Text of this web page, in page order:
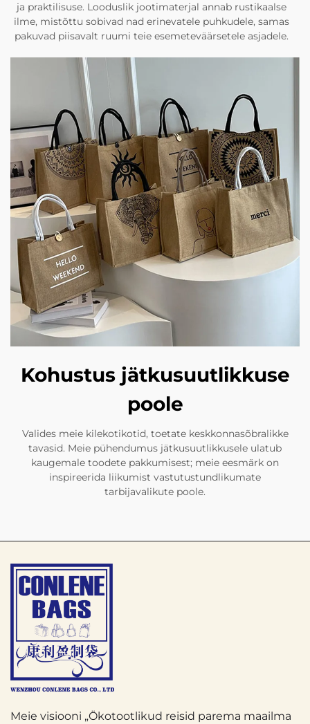
ja praktilisuse. Looduslik jootimaterjal annab rustikaalse
ilme, mistõttu sobivad nad erinevatele puhkudele, samas
pakuvad piisavalt ruumi teie esemeteväärsetele asjadele.
Kohustus jätkusuutlikkuse
poole
Valides meie kilekotikotid, toetate keskkonnasõbralikke
tavasid. Meie pühendumus jätkusuutlikkusele ulatub
kaugemale toodete pakkumisest; meie eesmärk on
inspireerida liikumist vastutustundlikumate
tarbijavalikute poole.
Meie visiooni „Ökotootlikud reisid parema maailma